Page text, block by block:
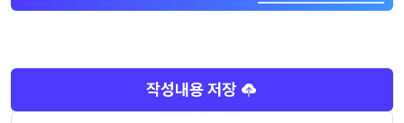
작성내용 저장